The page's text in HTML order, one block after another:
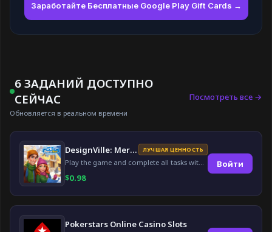
Заработайте Бесплатные Google Play Gift Cards →
6 ЗАДАНИЙ ДОСТУПНО
СЕЙЧАС
Обновляется в реальном времени
Посмотреть все →
DesignVille: Merge & Design ЛУЧШАЯ ЦЕННОСТЬ
$0.98
Войти
Pokerstars Online Casino Slots